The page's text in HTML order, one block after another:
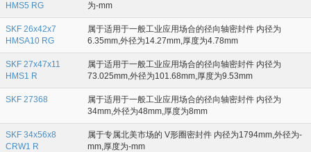
HMS5 RG
为-mm
SKF 26x42x7
HMSA10 RG
属于适用于一般工业应用场合的径向轴密封件 内径为
6.35mm,外径为14.27mm,厚度为4.78mm
SKF 27x47x11
HMS1 R
属于适用于一般工业应用场合的径向轴密封件 内径为
73.025mm,外径为101.68mm,厚度为9.53mm
SKF 27368
属于适用于一般工业应用场合的径向轴密封件 内径为
34mm,外径为48mm,厚度为8mm
SKF 34x56x8
CRW1 R
属于专属北美市场的 V形圈密封件 内径为1794mm,外径为-
mm,厚度为-mm